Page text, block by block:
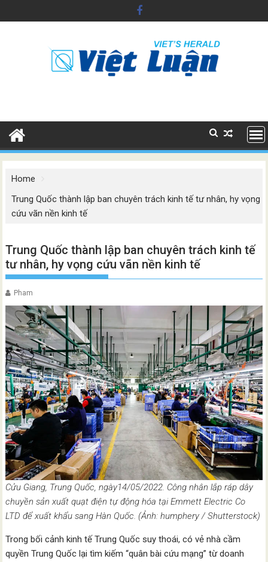
to
Home
Trung Quốc thành lập ban chuyên trách kinh tế tư nhân, hy vọng
cứu vãn nền kinh tế
Trung Quốc thành lập ban chuyên trách kinh tế
tư nhân, hy vọng cứu vãn nền kinh tế
Pham
Cửu Giang, Trung Quốc, ngày14/05/2022. Công nhân lắp ráp dây
chuyền sản xuất quạt điện tự động hóa tại Emmett Electric Co
LTD để xuất khẩu sang Hàn Quốc. (Ảnh: humphery / Shutterstock)
Trong bối cảnh kinh tế Trung Quốc suy thoái, có vẻ nhà cầm
quyền Trung Quốc lại tìm kiếm “quân bài cứu mạng” từ doanh